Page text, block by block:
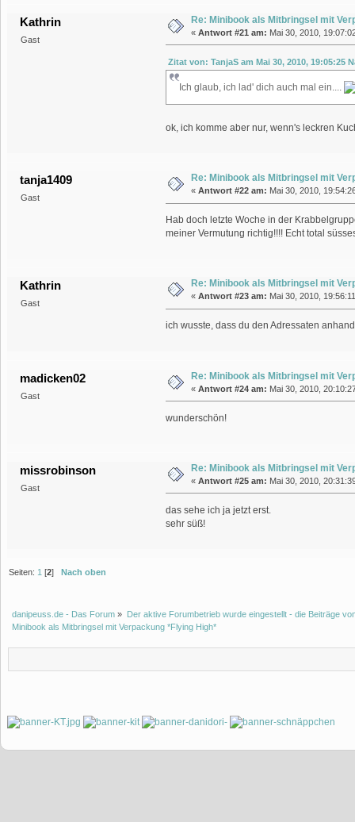
Kathrin
Gast
Re: Minibook als Mitbringsel mit
« Antwort #21 am: Mai 30, 2010,
Zitat von: TanjaS am Mai 30, 2010, 19:05:25
Ich glaub, ich lad' dich auch mal ein....
ok, ich komme aber nur, wenn's leckren
tanja1409
Gast
Re: Minibook als Mitbringsel mit
« Antwort #22 am: Mai 30, 2010,
Hab doch letzte Woche in der
meiner Vermutung richtig!!!! Echt total
Kathrin
Gast
Re: Minibook als Mitbringsel mit
« Antwort #23 am: Mai 30, 2010,
ich wusste, dass du den Adressaten
madicken02
Gast
Re: Minibook als Mitbringsel mit
« Antwort #24 am: Mai 30, 2010,
wunderschön!
missrobinson
Gast
Re: Minibook als Mitbringsel mit
« Antwort #25 am: Mai 30, 2010,
das sehe ich ja jetzt erst.
sehr süß!
Seiten: 1 [2]Nach oben
danipeuss.de - Das Forum »
Der aktive Forumbetrieb wurde eingestellt - die Beiträge
Minibook als Mitbringsel mit Verpackung *Flying High*